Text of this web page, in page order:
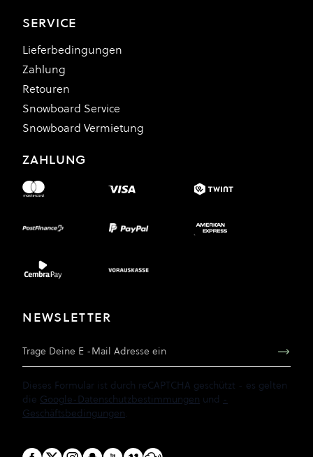
SERVICE
Lieferbedingungen
Zahlung
Retouren
Snowboard Service
Snowboard Vermietung
ZAHLUNG
NEWSLETTER
Dieses Formular ist durch reCAPTCHA geschützt - es gelten
die Google-Datenschutzbestimmungen und -
Geschäftsbedingungen.